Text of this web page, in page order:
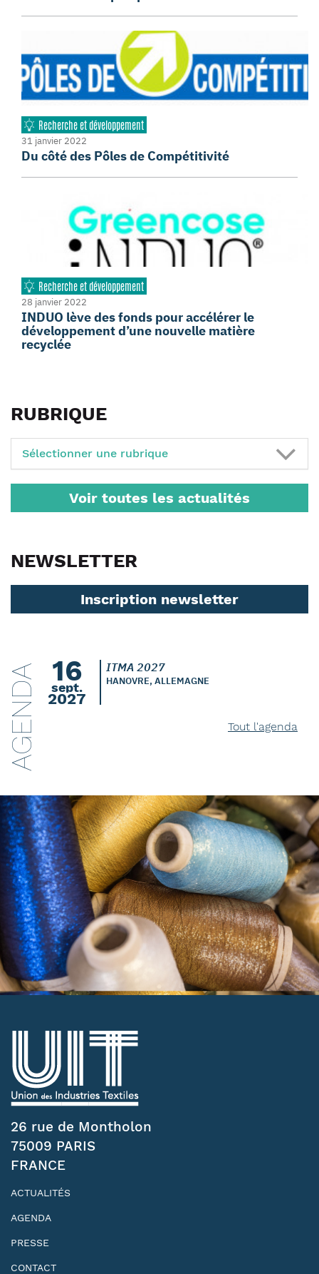
Recherche et développement
31 janvier 2022
Du côté des Pôles de Compétitivité
Recherche et développement
28 janvier 2022
INDUO lève des fonds pour accélérer le
développement d’une nouvelle matière
recyclée
RUBRIQUE
Sélectionner une rubrique
Voir toutes les actualités
NEWSLETTER
Inscription newsletter
AGENDA 16
sept.
2027
ITMA 2027
HANOVRE, ALLEMAGNE
Tout l'agenda
26 rue de Montholon
75009 PARIS
FRANCE
ACTUALITÉS
AGENDA
PRESSE
CONTACT